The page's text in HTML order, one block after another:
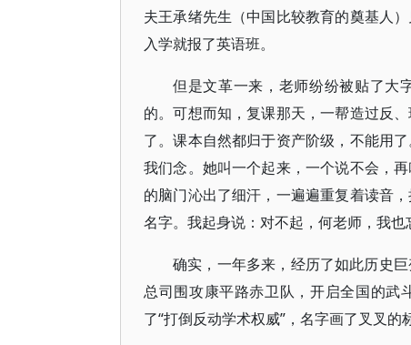
夫王承绪先生（中国比较教育的奠基人
入学就报了英语班。
但是文革一来，老师纷纷被贴了大
的。可想而知，复课那天，一帮造过反
了。课本自然都归于资产阶级，不能用
我们念。她叫一个起来，一个说不会，
的脑门沁出了细汗，一遍遍重复着读音
名字。我起身说：对不起，何老师，我也
确实，一年多来，经历了如此历史
总司围攻康平路赤卫队，开启全国的武
了“打倒反动学术权威”，名字画了叉叉